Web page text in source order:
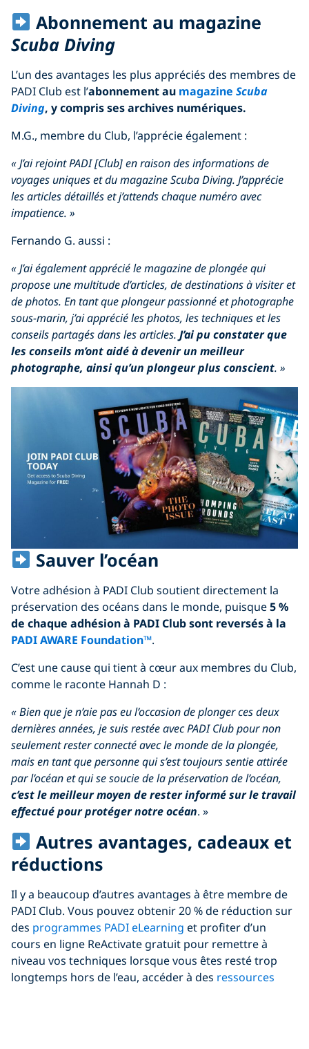
Abonnement au magazine
Scuba Diving
L’un des avantages les plus appréciés des membres de
PADI Club est l’abonnement au magazine Scuba
Diving, y compris ses archives numériques.
M.G., membre du Club, l’apprécie également :
« J’ai rejoint PADI [Club] en raison des informations de
voyages uniques et du magazine Scuba Diving. J’apprécie
les articles détaillés et j’attends chaque numéro avec
impatience. »
Fernando G. aussi :
« J’ai également apprécié le magazine de plongée qui
propose une multitude d’articles, de destinations à visiter et
de photos. En tant que plongeur passionné et photographe
sous-marin, j’ai apprécié les photos, les techniques et les
conseils partagés dans les articles. J’ai pu constater que
les conseils m’ont aidé à devenir un meilleur
photographe, ainsi qu’un plongeur plus conscient. »
Sauver l’océan
Votre adhésion à PADI Club soutient directement la
préservation des océans dans le monde, puisque5 %
de chaque adhésion à PADI Club sont reversés à la
PADI AWARE Foundation™.
C’est une cause qui tient à cœur aux membres du Club,
comme le raconte Hannah D :
« Bien que je n’aie pas eu l’occasion de plonger ces deux
dernières années, je suis restée avec PADI Club pour non
seulement rester connecté avec le monde de la plongée,
mais en tant que personne qui s’est toujours sentie attirée
par l’océan et qui se soucie de la préservation de l’océan,
c’est le meilleur moyen de rester informé sur le travail
effectué pour protéger notre océan. »
Autres avantages, cadeaux et
réductions
Il y a beaucoup d’autres avantages à être membre de
PADI Club. Vous pouvez obtenir 20 % de réduction sur
des programmes PADI eLearning et profiter d’un
cours en ligne ReActivate gratuit pour remettre à
niveau vos techniques lorsque vous êtes resté trop
longtemps hors de l’eau, accéder à des ressources